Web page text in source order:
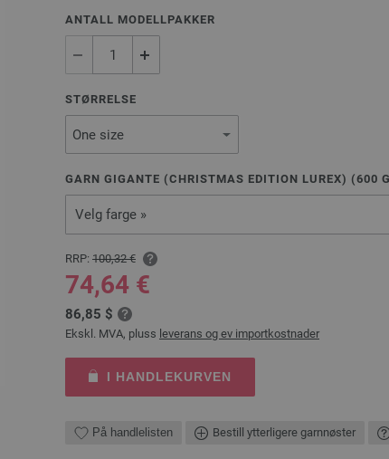
ANTALL MODELLPAKKER
STØRRELSE
GARN GIGANTE (CHRISTMAS EDITION LUREX) (600
Velg farge »
RRP: 100,32 €
74,64 €
86,85 $
Ekskl. MVA, pluss leverans og ev importkostnader
I HANDLEKURVEN
På handlelisten Bestill ytterligere garnnøster